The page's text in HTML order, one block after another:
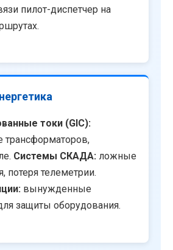
пилот-диспетчер на
токи (GIC):
трансформаторов,
Системы СКАДА: ложные
потеря телеметрии.
вынужденные
защиты оборудования.